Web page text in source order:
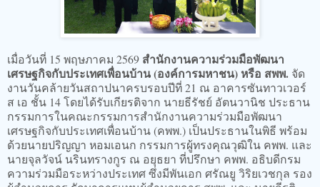
เมื่อวันที่ 15 พฤษภาคม 2569 สำนักงานความร่วมมือพัฒนา
เศรษฐกิจกับประเทศเพื่อนบ้าน (องค์การมหาชน) หรือ สพพ. จัด
งานวันคล้ายวันสถาปนาครบรอบปีที่ 21 ณ อาคารซันทาวเวอร์
ส เอ ชั้น 14 โดยได้รับเกียรติจาก นายธีรัชย์ อัตนวานิช ประธาน
กรรมการในคณะกรรมการสำนักงานความร่วมมือพัฒนา
เศรษฐกิจกับประเทศเพื่อนบ้าน (คพพ.) เป็นประธานในพิธี พร้อม
ด้วยนายปริญญา หอมเอนก กรรมการผู้ทรงคุณวุฒิใน คพพ. และ
นายจุลวัจน์ นรินทรางกูร ณ อยุธยา ที่ปรึกษา คพพ. อธิบดีกรม
ความร่วมมือระหว่างประเทศ ซึ่งมีพันเอก ศรัณยู วิริยเวชกุล รอง